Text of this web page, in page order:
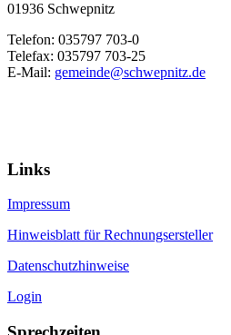
01936 Schwepnitz
Telefon: 035797 703-0
Telefax: 035797 703-25
E-Mail: gemeinde@schwepnitz.de
Links
Impressum
Hinweisblatt für Rechnungsersteller
Datenschutzhinweise
Login